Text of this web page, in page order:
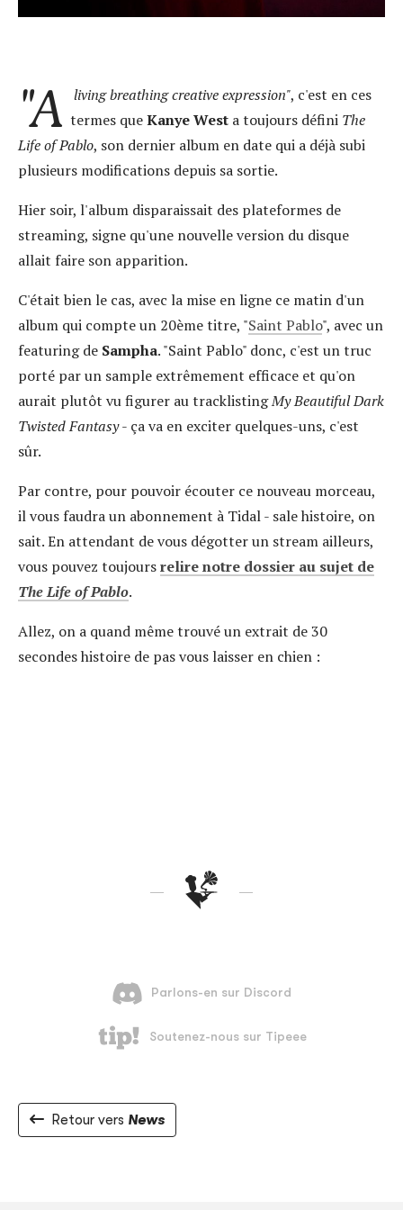
"A living breathing creative expression", c'est en ces
termes queKanye Westa toujours défini The
Life of Pablo, son dernier album en date qui a déjà subi
plusieurs modifications depuis sa sortie.
Hier soir, l'album disparaissait des plateformes de
streaming, signe qu'une nouvelle version du disque
allait faire son apparition.
C'était bien le cas, avec la mise en ligne ce matin d'un
album qui compte un 20ème titre, "Saint Pablo", avec un
featuring de Sampha. "Saint Pablo" donc, c'est un truc
porté par un sample extrêmement efficace et qu'on
aurait plutôt vu figurer au tracklistingMy Beautiful Dark
Twisted Fantasy- ça va en exciter quelques-uns, c'est
sûr.
Par contre, pour pouvoir écouter ce nouveau morceau,
il vous faudra un abonnement à Tidal - sale histoire, on
sait. En attendant de vous dégotter un stream ailleurs,
vous pouvez toujoursrelire notre dossier au sujet de
The Life of Pablo.
Allez, on a quand même trouvé un extrait de 30
secondes histoire de pas vous laisser en chien :
Retour vers News